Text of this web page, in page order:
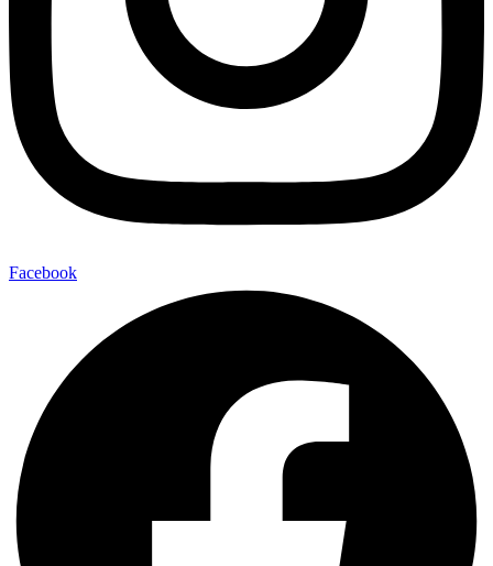
Facebook